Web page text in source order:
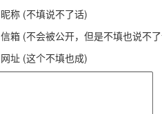
昵称 (不填说不了话)
信箱 (不会被公开，但是不填也说不
网址 (这个不填也成)